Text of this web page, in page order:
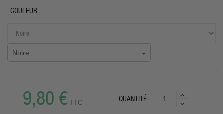
COULEUR
Noire
9,80 € TTC QUANTITÉ